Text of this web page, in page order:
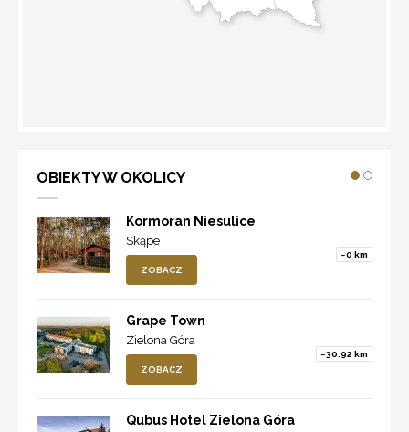
OBIEKTY W OKOLICY
Kormoran Niesulice
Skąpe
~0 km
ZOBACZ
Grape Town
Zielona Góra
~30.92 km
ZOBACZ
Qubus Hotel Zielona Góra